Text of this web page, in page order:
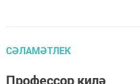
СӘЛАМӘТЛЕК
Профессор килә